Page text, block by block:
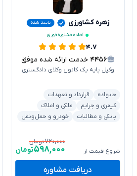
زهره کشاورزی
تایید شده
آماده مشاوره فوری
۴.۷
۴۴۵۶ خدمت ارائه شده موفق
وکیل پایه یک کانون وکلای دادگستری
خانواده
قرارداد و تعهدات
کیفری و جرایم
ملکی و املاک
بانکی و مطالبات
خودرو و حمل‌ونقل
شروع قیمت از
۷۲۰,۰۰۰تومان
۵۹۸,۰۰۰تومان
دریافت مشاوره